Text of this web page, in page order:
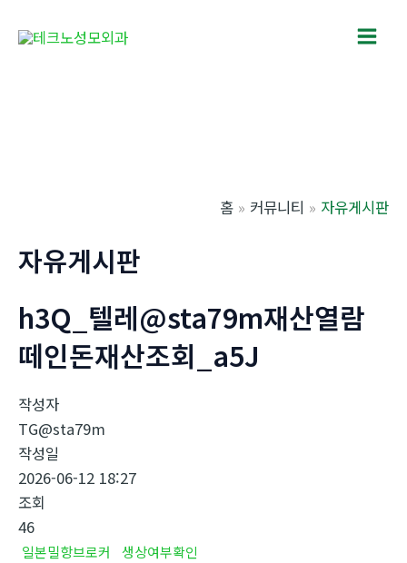
Main
홈 커뮤니티 자유게시판
자유게시판
h3Q_텔레@sta79m재산열람
떼인돈재산조회_a5J
작성자
TG@sta79m
작성일
2026-06-12 18:27
조회
46
일본밀항브로커 생상여부확인